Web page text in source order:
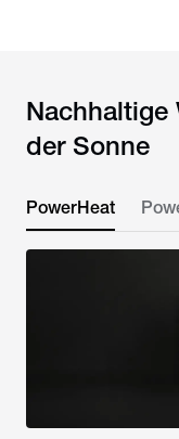
Nachhaltige
der Sonne
PowerHeat